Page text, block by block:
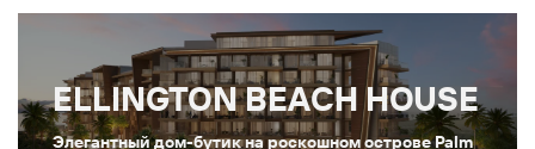
ELLINGTON BEACH HOUSE
Элегантный дом-бутик на роскошном острове Palm